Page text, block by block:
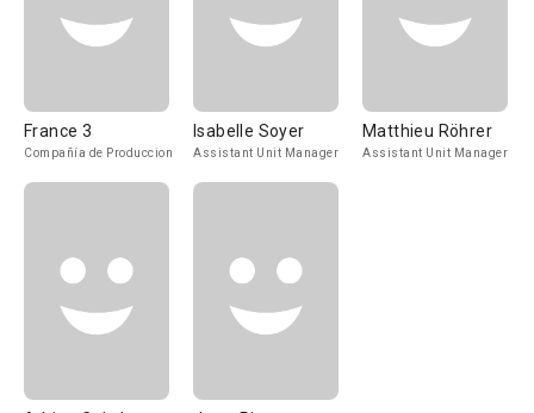
France 3
Compañía de Produccion
Isabelle Soyer
Assistant Unit Manager
Matthieu Röhrer
Assistant Unit Manager